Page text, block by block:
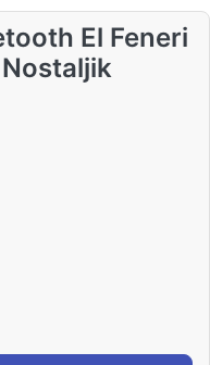
El Feneri
Nostaljik